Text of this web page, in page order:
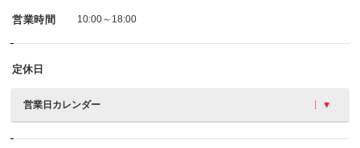
営業時間 10:00～18:00
定休日
営業日カレンダー